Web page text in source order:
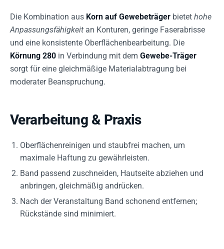
Die Kombination aus Korn auf Gewebeträger bietet hohe
Anpassungsfähigkeit an Konturen, geringe Faserabrisse
und eine konsistente Oberflächenbearbeitung. Die
Körnung 280 in Verbindung mit dem Gewebe-Träger
sorgt für eine gleichmäßige Materialabtragung bei
moderater Beanspruchung.
Verarbeitung & Praxis
Oberflächenreinigen und staubfrei machen, um
maximale Haftung zu gewährleisten.
Band passend zuschneiden, Hautseite abziehen und
anbringen, gleichmäßig andrücken.
Nach der Veranstaltung Band schonend entfernen;
Rückstände sind minimiert.